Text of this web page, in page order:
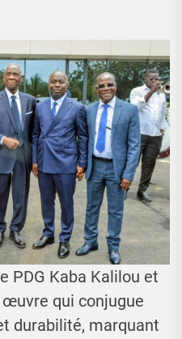
PDG Kaba Kalilou et
qui conjugue
durabilité, marquant